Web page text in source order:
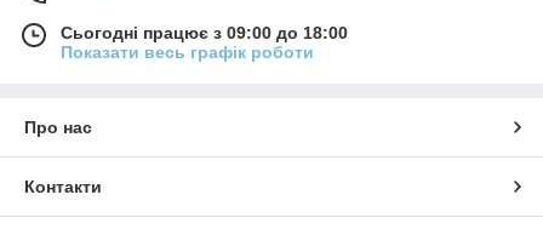
Сьогодні працює з 09:00 до 18:00
Показати весь графік роботи
Про нас
Контакти